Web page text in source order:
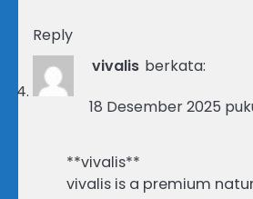
Reply
vivalis berkata:
18 Desember 2025
**vivalis**
vivalis is a premium